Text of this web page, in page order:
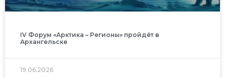
IV Форум «Арктика – Регионы» пройдёт в
Архангельске
19.06.2026